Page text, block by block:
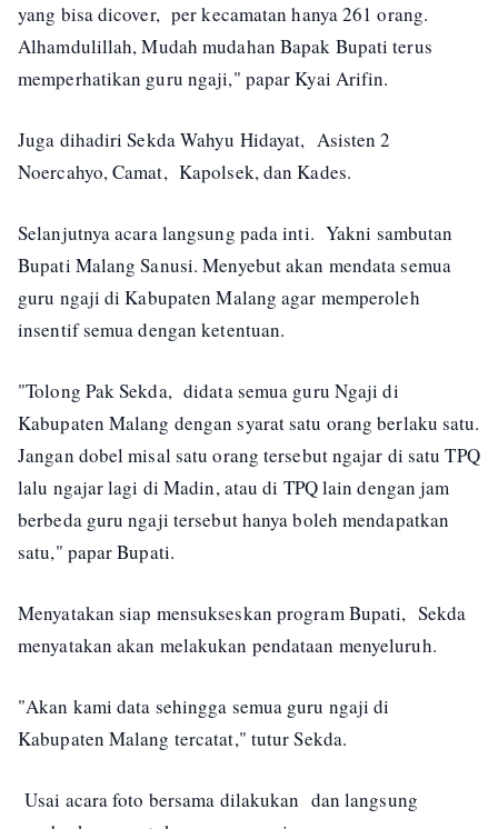
yang bisa dicover, per kecamatan hanya 261 orang.
Alhamdulillah, Mudah mudahan Bapak Bupati terus
memperhatikan guru ngaji," papar Kyai Arifin.
Juga dihadiri Sekda Wahyu Hidayat, Asisten 2
Noercahyo, Camat, Kapolsek, dan Kades.
Selanjutnya acara langsung pada inti. Yakni sambutan
Bupati Malang Sanusi. Menyebut akan mendata semua
guru ngaji di Kabupaten Malang agar memperoleh
insentif semua dengan ketentuan.
"Tolong Pak Sekda, didata semua guru Ngaji di
Kabupaten Malang dengan syarat satu orang berlaku satu.
Jangan dobel misal satu orang tersebut ngajar di satu TPQ
lalu ngajar lagi di Madin, atau di TPQ lain dengan jam
berbeda guru ngaji tersebut hanya boleh mendapatkan
satu," papar Bupati.
Menyatakan siap mensukseskan program Bupati, Sekda
menyatakan akan melakukan pendataan menyeluruh.
"Akan kami data sehingga semua guru ngaji di
Kabupaten Malang tercatat," tutur Sekda.
Usai acara foto bersama dilakukan dan langsung